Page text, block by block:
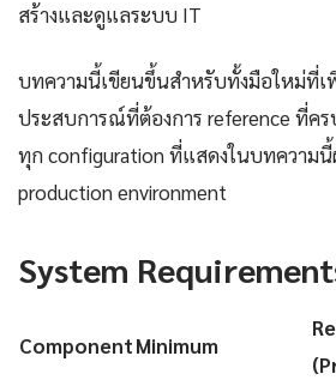
สร้างและดูแลระบบ IT
บทความนี้เขียนขึ้นสำหรับทั้งมือใหม่ที่เ
ประสบการณ์ที่ต้องการ reference ที่ค
ทุก configuration ที่แสดงในบทความ
production environment
System
ComponentMinimum